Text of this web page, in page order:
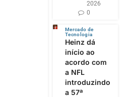
2026
0
Mercado de
Tecnologia
Heinz dá
início ao
acordo com
a NFL
introduzindo
a 57ª